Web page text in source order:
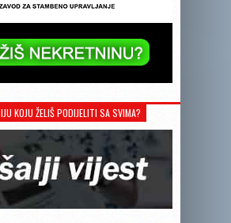
KOJU ŽELIŠ PODIJELITI SA SVIMA?